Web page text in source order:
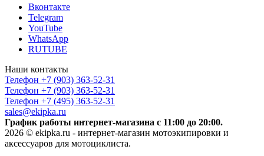
Вконтакте
Telegram
YouTube
WhatsApp
RUTUBE
Наши контакты
Телефон +7 (903) 363-52-31
Телефон +7 (903) 363-52-31
Телефон +7 (495) 363-52-31
sales@ekipka.ru
График работы интернет-магазина с 11:00 до 20:00.
2026 © ekipka.ru - интернет-магазин мотоэкипировки и
аксессуаров для мотоциклиста.